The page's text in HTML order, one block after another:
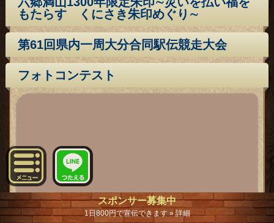
もたらす くにさき朱印めぐり∼
第61回県内一周大分合同駅伝競走大会
フォトコンテスト
スポンサー募集中
1日800円で宣伝できます » 詳細